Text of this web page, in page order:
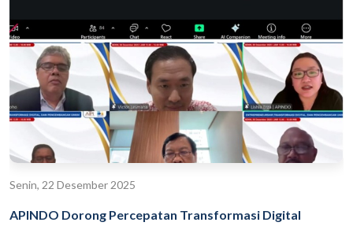
Senin, 22 Desember 2025
APINDO Dorong Percepatan Transformasi Digital